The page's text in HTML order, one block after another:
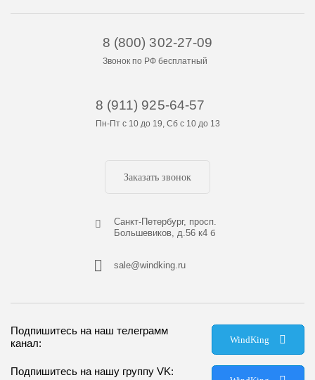
8 (800) 302-27-09
Звонок по РФ бесплатный
8 (911) 925-64-57
Пн-Пт с 10 до 19, Сб с 10 до 13
Заказать звонок
Cанкт-Петербург, просп.
Большевиков, д.56 к4 б
sale@windking.ru
Подпишитесь на наш телеграмм
канал:
WindKing
Подпишитесь на нашу группу VK: